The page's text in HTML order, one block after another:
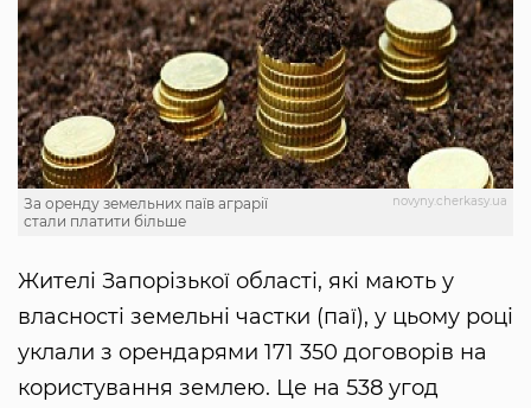
novyny.cherkasy.ua
За оренду земельних паїв аграрії
стали платити більше
Жителі Запорізької області, які мають у
власності земельні частки (паї), у цьому році
уклали з орендарями 171 350 договорів на
користування землею. Це на 538 угод